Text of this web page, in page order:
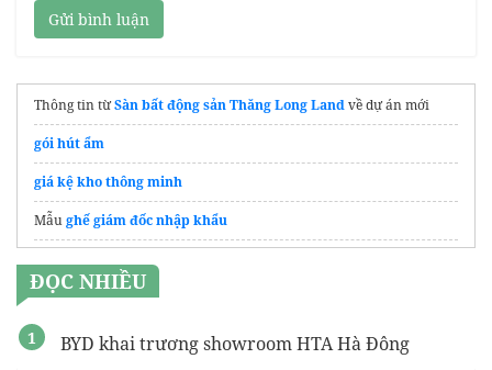
Gửi bình luận
Thông tin từSàn bất động sản Thăng Long Landvề dự án mới
gói hút ẩm
giá kệ kho thông minh
Mẫughế giám đốc nhập khẩu
Công tythongtaccong-envico.net
Bánthùng rác nhựa tốt, giá rẻ
ĐỌC NHIỀU
BYD khai trương showroom HTA Hà Đông